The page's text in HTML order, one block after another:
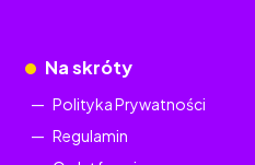
Na skróty
Polityka Prywatności
Regulamin